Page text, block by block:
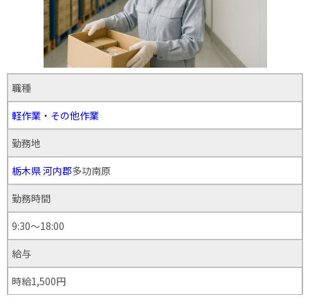
職種
軽作業・その他作業
勤務地
栃木県河内郡多功南原
勤務時間
9:30〜18:00
給与
時給1,500円